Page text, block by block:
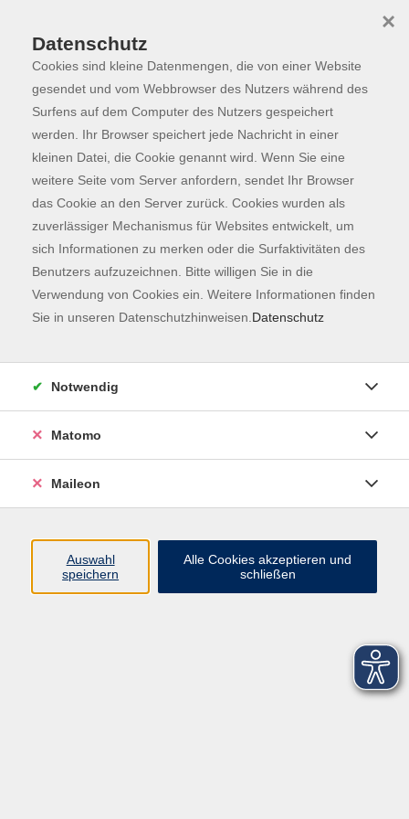
Skip to main content
Programm
Der Kurs konnte nicht gefunden werden.
Kontaktformular
Impressum
AGB
Datenschutzerklärung
Datenschutz
Cookies sind kleine Datenmengen, die von einer Website
gesendet und vom Webbrowser des Nutzers während des
Surfens auf dem Computer des Nutzers gespeichert
werden. Ihr Browser speichert jede Nachricht in einer
kleinen Datei, die Cookie genannt wird. Wenn Sie eine
weitere Seite vom Server anfordern, sendet Ihr Browser
das Cookie an den Server zurück. Cookies wurden als
zuverlässiger Mechanismus für Websites entwickelt, um
sich Informationen zu merken oder die Surfaktivitäten des
Benutzers aufzuzeichnen. Bitte willigen Sie in die
Verwendung von Cookies ein. Weitere Informationen finden
Sie in unseren Datenschutzhinweisen. Datenschutz
×
Notwendig
Matomo
Maileon
Auswahl
speichern
Alle Cookies akzeptieren und
schließen